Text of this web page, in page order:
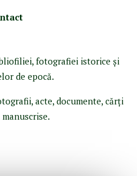
fotografiei istorice şi
de epocă.
acte, documente, cărţi